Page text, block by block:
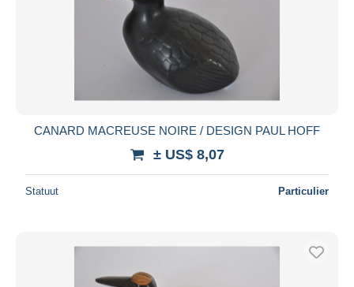
CANARD MACREUSE NOIRE / DESIGN PAUL HOFF
± US$ 8,07
Statuut Particulier